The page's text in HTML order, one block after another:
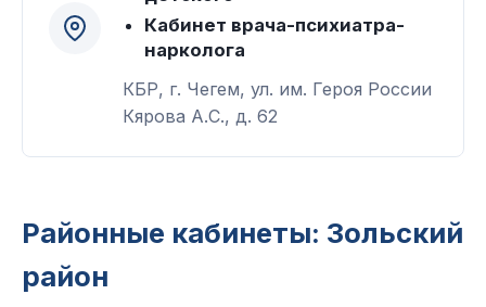
Кабинет врача-психиатра-
нарколога
КБР, г. Чегем, ул. им. Героя России
Кярова А.С., д. 62
Районные кабинеты: Зольский
район